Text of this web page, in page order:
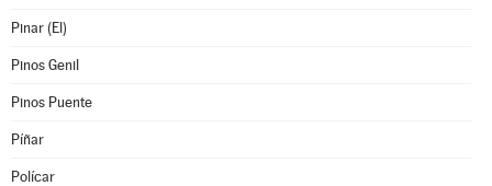
Pinar (El)
Pinos Genil
Pinos Puente
Píñar
Polícar